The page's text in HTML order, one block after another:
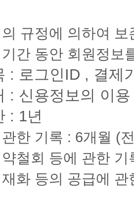
규정에 의하여
간 동안 회원정보
: 로그인ID , 결제
: 신용정보의 이
: 1년
한 기록 : 6개월 (
철회 등에 관한
화 등의 공급에